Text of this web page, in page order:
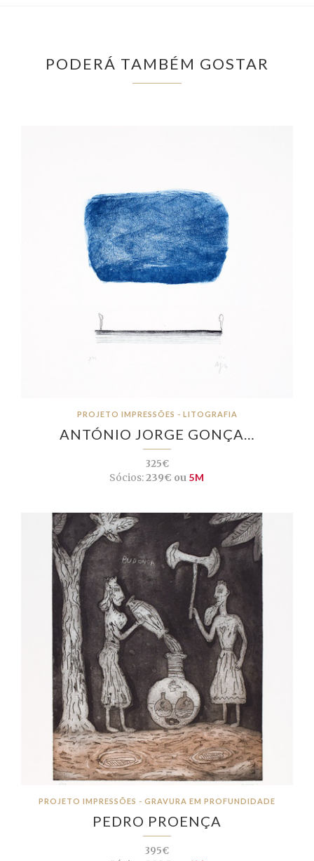
PODERÁ TAMBÉM GOSTAR
PROJETO IMPRESSÕES - LITOGRAFIA
ANTÓNIO JORGE GONÇA…
325€
Sócios:239€ ou 5M
PROJETO IMPRESSÕES - GRAVURA EM PROFUNDIDADE
PEDRO PROENÇA
395€